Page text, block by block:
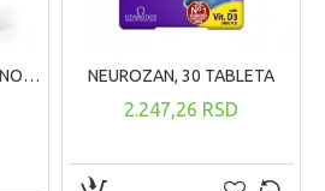
MARISOL JET SPREJ ZA NOS ZA BEBE I DECU, 120ML NEUROZAN, 30 TABLETA
2.247,26 RSD